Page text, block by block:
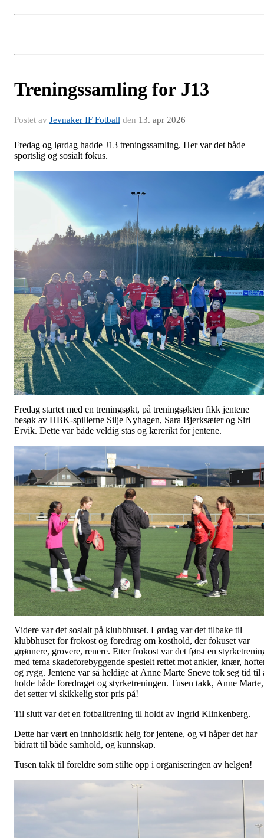
Treningssamling for J13
Postet av Jevnaker IF Fotball den 13. apr 2026
Fredag og lørdag hadde J13 treningssamling. Her var det både
sportslig og sosialt fokus.
Fredag startet med en treningsøkt, på treningsøkten fikk jentene
besøk av HBK-spillerne Silje Nyhagen, Sara Bjerksæter og Siri
Ervik. Dette var både veldig stas og lærerikt for jentene.
Videre var det sosialt på klubbhuset. Lørdag var det tilbake til
klubbhuset for frokost og foredrag om kosthold, der fokuset var
grønnere, grovere, renere. Etter frokost var det først en
med tema skadeforebyggende spesielt rettet mot ankler, knær,
og rygg. Jentene var så heldige at Anne Marte Sneve tok seg tid til
holde både foredraget og styrketreningen. Tusen takk, Anne Marte,
det setter vi skikkelig stor pris på!
Til slutt var det en fotballtrening til holdt av Ingrid Klinkenberg.
Dette har vært en innholdsrik helg for jentene, og vi håper det har
bidratt til både samhold, og kunnskap.
Tusen takk til foreldre som stilte opp i organiseringen av helgen!